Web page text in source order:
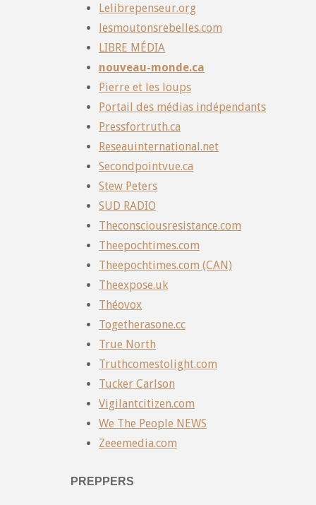
Lelibrepenseur.org
lesmoutonsrebelles.com
LIBRE MÉDIA
nouveau-monde.ca
Pierre et les loups
Portail des médias indépendants
Pressfortruth.ca
Reseauinternational.net
Secondpointvue.ca
Stew Peters
SUD RADIO
Theconsciousresistance.com
Theepochtimes.com
Theepochtimes.com (CAN)
Theexpose.uk
Théovox
Togetherasone.cc
True North
Truthcomestolight.com
Tucker Carlson
Vigilantcitizen.com
We The People NEWS
Zeeemedia.com
PREPPERS